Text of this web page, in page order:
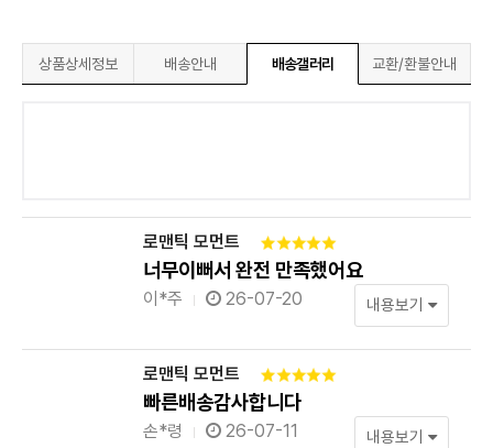
상품상세정보 배송안내 배송갤러리 교환/환불안내
로맨틱 모먼트
너무이뻐서 완전 만족했어요
이*주 26-07-20 내용보기
로맨틱 모먼트
빠른배송감사합니다
손*령 26-07-11 내용보기